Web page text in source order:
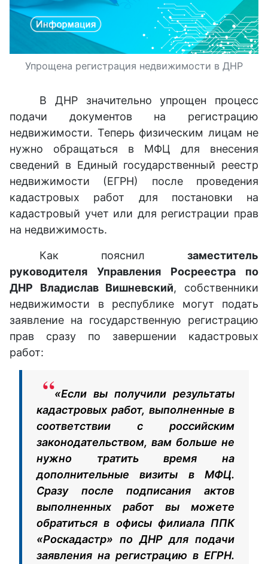
Упрощена регистрация недвижимости в ДНР
В ДНР значительно упрощен процесс
подачи документов на регистрацию
недвижимости. Теперь физическим лицам не
нужно обращаться в МФЦ для внесения
сведений в Единый государственный реестр
недвижимости (ЕГРН) после проведения
кадастровых работ для постановки на
кадастровый учет или для регистрации прав
на недвижимость.
Как пояснил заместитель
руководителя Управления Росреестра по
ДНР Владислав Вишневский, собственники
недвижимости в республике могут подать
заявление на государственную регистрацию
прав сразу по завершении кадастровых
работ:
«Если вы получили результаты
кадастровых работ, выполненные в
соответствии с российским
законодательством, вам больше не
нужно тратить время на
дополнительные визиты в МФЦ.
Сразу после подписания актов
выполненных работ вы можете
обратиться в офисы филиала ППК
«Роскадастр» по ДНР для подачи
заявления на регистрацию в ЕГРН.